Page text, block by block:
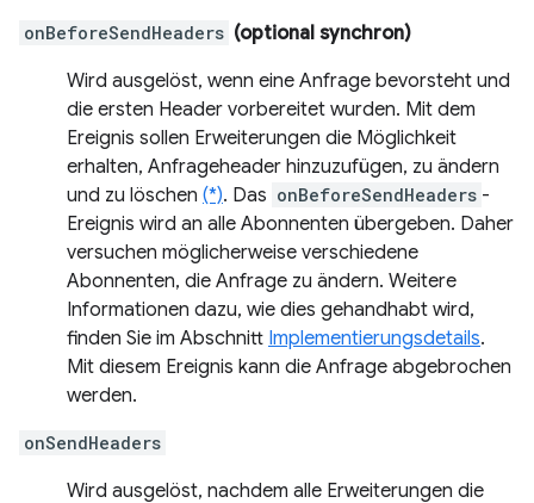
onBeforeSendHeaders (optional synchron)
Wird ausgelöst, wenn eine Anfrage bevorsteht und
die ersten Header vorbereitet wurden. Mit dem
Ereignis sollen Erweiterungen die Möglichkeit
erhalten, Anfrageheader hinzuzufügen, zu ändern
und zu löschen (*). Das onBeforeSendHeaders -
Ereignis wird an alle Abonnenten übergeben. Daher
versuchen möglicherweise verschiedene
Abonnenten, die Anfrage zu ändern. Weitere
Informationen dazu, wie dies gehandhabt wird,
finden Sie im Abschnitt Implementierungsdetails.
Mit diesem Ereignis kann die Anfrage abgebrochen
werden.
onSendHeaders
Wird ausgelöst, nachdem alle Erweiterungen die